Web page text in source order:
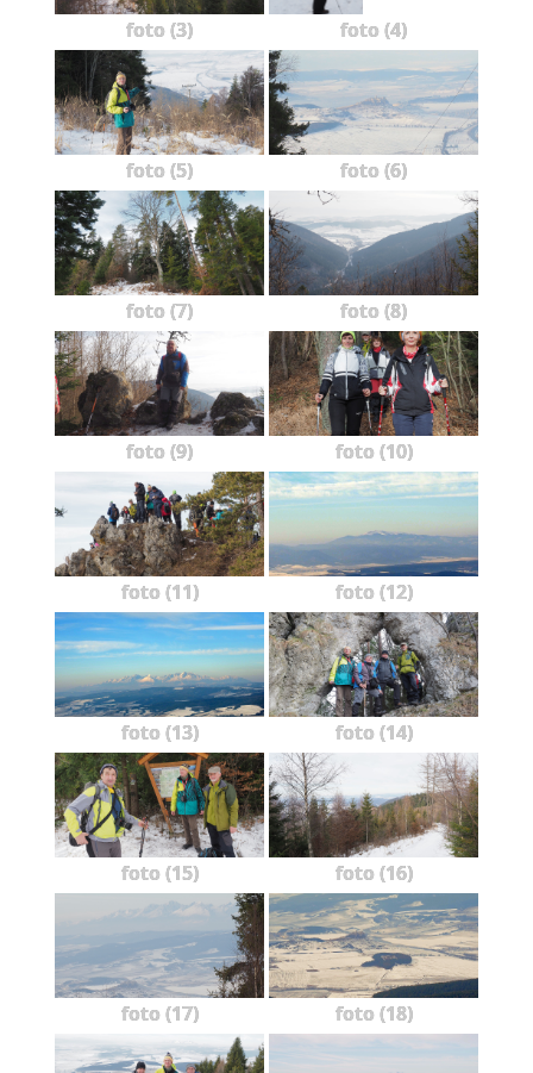
foto (3) foto (4)
foto (5) foto (6)
foto (7) foto (8)
foto (9) foto (10)
foto (11) foto (12)
foto (13) foto (14)
foto (15) foto (16)
foto (17) foto (18)